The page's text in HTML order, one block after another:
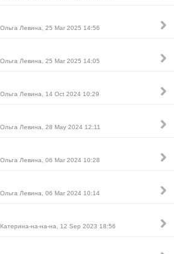
Левина, 25 Mar 2025 14:56
Левина, 25 Mar 2025 14:05
Левина, 14 Oct 2024 10:29
Левина, 28 May 2024 12:11
Левина, 06 Mar 2024 10:28
Левина, 06 Mar 2024 10:14
на-на-на, 12 Sep 2023 18:56